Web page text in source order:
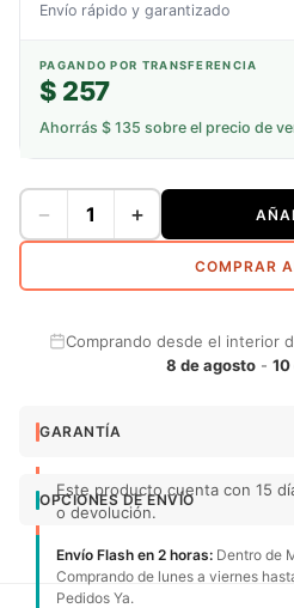
Envío rápido y garantizado
PAGANDO POR TRANSFERENCIA
$ 257
Ahorrás $ 135 sobre el precio de
− +
COMPRAR
Comprando desde el interior
8 de agosto -
GARANTÍA
Este producto cuenta con 15
o devolución.
OPCIONES DE ENVÍO
Envío Flash en 2 horas: Dentro de
Comprando de lunes a viernes
Pedidos Ya.